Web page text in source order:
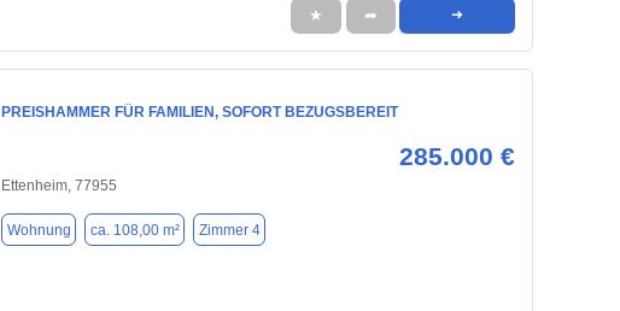
★ ➦ ➜
PREISHAMMER FÜR FAMILIEN, SOFORT BEZUGSBEREIT
285.000 €
Ettenheim, 77955
Wohnung ca. 108,00 m² Zimmer 4